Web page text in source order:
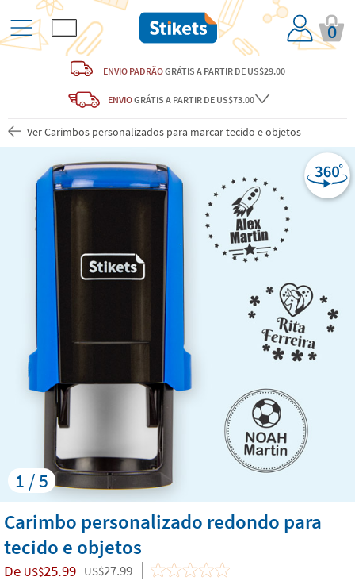
0
ENVIO PADRÃOGRÁTIS A PARTIR DE US$29.00
ENVIOGRÁTIS A PARTIR DE US$73.00
Ver Carimbos personalizados para marcar tecido e objetos
1 / 5
Carimbo personalizado redondo para
tecido e objetos
De US$25.99 US$27.99